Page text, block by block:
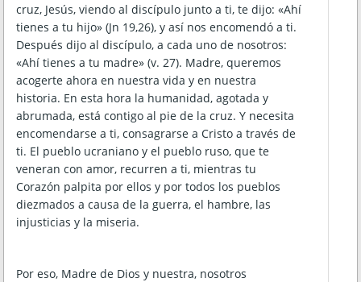
cruz, Jesús, viendo al discípulo junto a ti, te dijo: «Ahí
tienes a tu hijo» (Jn 19,26), y así nos encomendó a ti.
Después dijo al discípulo, a cada uno de nosotros:
«Ahí tienes a tu madre» (v. 27). Madre, queremos
acogerte ahora en nuestra vida y en nuestra
historia. En esta hora la humanidad, agotada y
abrumada, está contigo al pie de la cruz. Y necesita
encomendarse a ti, consagrarse a Cristo a través de
ti. El pueblo ucraniano y el pueblo ruso, que te
veneran con amor, recurren a ti, mientras tu
Corazón palpita por ellos y por todos los pueblos
diezmados a causa de la guerra, el hambre, las
injusticias y la miseria.
Por eso, Madre de Dios y nuestra, nosotros